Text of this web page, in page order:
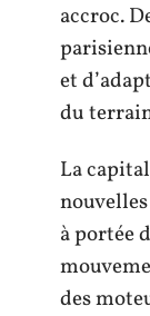
accroc.
et
du
La
à portée
des